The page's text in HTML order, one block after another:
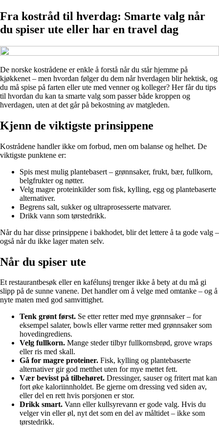
Fra kostråd til hverdag: Smarte valg når
du spiser ute eller har en travel dag
De norske kostrådene er enkle å forstå når du står hjemme på
kjøkkenet – men hvordan følger du dem når hverdagen blir hektisk, og
du må spise på farten eller ute med venner og kolleger? Her får du tips
til hvordan du kan ta smarte valg som passer både kroppen og
hverdagen, uten at det går på bekostning av matgleden.
Kjenn de viktigste prinsippene
Kostrådene handler ikke om forbud, men om balanse og helhet. De
viktigste punktene er:
Spis mest mulig plantebasert – grønnsaker, frukt, bær, fullkorn,
belgfrukter og nøtter.
Velg magre proteinkilder som fisk, kylling, egg og plantebaserte
alternativer.
Begrens salt, sukker og ultraprosesserte matvarer.
Drikk vann som tørstedrikk.
Når du har disse prinsippene i bakhodet, blir det lettere å ta gode valg –
også når du ikke lager maten selv.
Når du spiser ute
Et restaurantbesøk eller en kafélunsj trenger ikke å bety at du må gi
slipp på de sunne vanene. Det handler om å velge med omtanke – og å
nyte maten med god samvittighet.
Tenk grønt først. Se etter retter med mye grønnsaker – for
eksempel salater, bowls eller varme retter med grønnsaker som
hovedingrediens.
Velg fullkorn. Mange steder tilbyr fullkornsbrød, grove wraps
eller ris med skall.
Gå for magre proteiner. Fisk, kylling og plantebaserte
alternativer gir god metthet uten for mye mettet fett.
Vær bevisst på tilbehøret. Dressinger, sauser og fritert mat kan
fort øke kaloriinnholdet. Be gjerne om dressing ved siden av,
eller del en rett hvis porsjonen er stor.
Drikk smart. Vann eller kullsyrevann er gode valg. Hvis du
velger vin eller øl, nyt det som en del av måltidet – ikke som
tørstedrikk.